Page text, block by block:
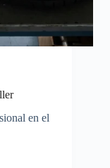
en el